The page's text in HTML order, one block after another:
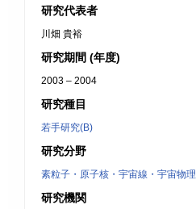
研究代表者
川畑 貴裕
研究期間 (年度)
2003 – 2004
研究種目
若手研究(B)
研究分野
素粒子・原子核・宇宙線・宇宙物理
研究機関